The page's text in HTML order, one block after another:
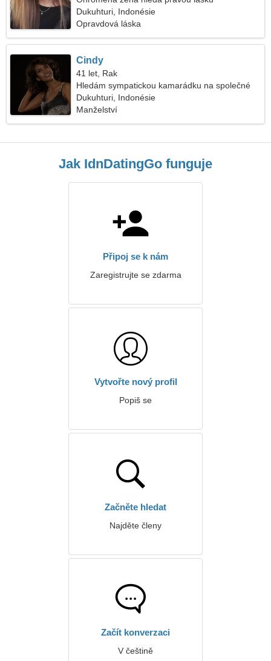
Dukuhturi, Indonésie
Opravdová láska
Cindy
41 let, Rak
Hledám sympatickou kamarádku na společné
lyžování
Dukuhturi, Indonésie
Manželství
Jak IdnDatingGo funguje
Připoj se k nám
Zaregistrujte se zdarma
Vytvořte nový profil
Popiš se
Začněte hledat
Najděte členy
Začít konverzaci
V češtině